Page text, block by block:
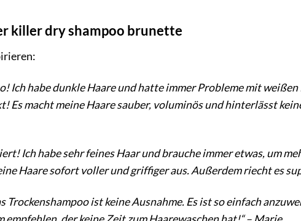
killer dry shampoo brunette
Ich habe dunkle Haare und hatte immer Probleme mit
macht meine Haare sauber, voluminös und hinterlässt
Ich habe sehr feines Haar und brauche immer etwas, um
Haare sofort voller und griffiger aus. Außerdem riecht es
ist keine Ausnahme. Es ist so einfach